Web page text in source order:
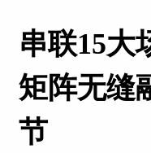
串联15大
矩阵无缝
节